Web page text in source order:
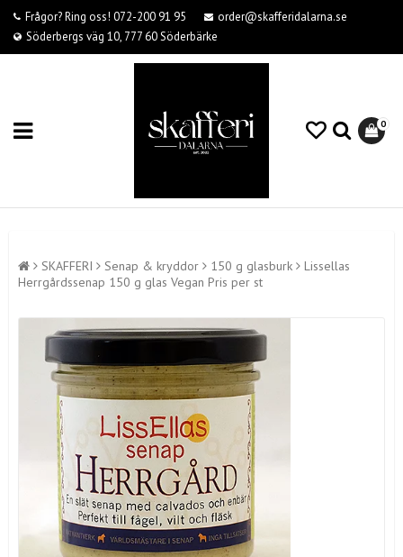
Frågor? Ring oss! 072-200 91 95
order@skafferidalarna.se
Söderbergs väg 10, 777 60 Söderbärke
0
SKAFFERI Senap & kryddor 150 g glasburk
Lissellas
Herrgårdssenap 150 g glas Vegan Pris per st